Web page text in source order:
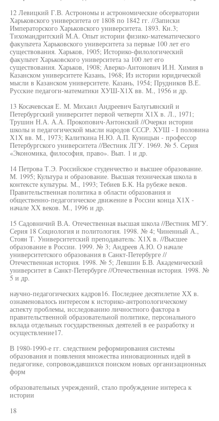
12 Левицкий Г.В. Астрономы и астрономические обсерватории
Харьковского университета от 1808 по 1842 гг. //Записки
Императорского Харьковского университета. 1893. Кн.3;
Тихомандритский М.А. Опыт истории физико-математического
факультета Харьковского университета за первые 100 лет его
существования. Харьков, 1905; Историко-филологический
факультет Харьковского университета за 100 лет его
существования. Харьков, 1908; Аверко-Антонович И.Н. Химия в
Казанском университете Казань, 1968; Из истории юридической
мысли в Казанском университете. Казань, 1954; Прудников В.Е.
Русские педагоги-математики ХУШ-Х1Х вв. М., 1956 и др.
13 Косачевская Е. М. Михаил Андреевич Балугьянский и
Петербургский университет первой четверти Х1Х в. Л., 1971;
Трушин Н.А. А.А. Прокопович-Антонский //Очерки истории
школы и педагогической мысли народов СССР. ХУШ - I половина
Х1Х вв. М., 1973; Калиткина Н.Ю. А.П. Куницын - профессор
Петербургского университета //Вестник ЛГУ. 1969. № 5. Серия
«Экономика, философия, право». Вып. 1 и др.
14 Петрова Т.Э. Российское студенчество и высшее образование.
М. 1995; Культура и образование. Высшая техническая школа в
контексте культуры. М., 1993; Тебиев Б.К. На рубеже веков.
Правительственная политика в области образования и
общественно-педагогическое движение в России конца Х1Х -
начале ХХ веков. М., 1996 и др.
15 Садовничий В.А. Отечественная высшая школа //Вестник МГУ.
Серия 18 Социология и политология. 1998. № 4; Чиненный А.,
Стоян Т. Университетский преподаватель: Х1Х в. //Высшее
образование в России. 1999. № 3; Андреев А.Ю. О начале
университетского образования в Санкт-Петербурге //
Отечественная история. 1998. № 5; Левшин Б.В. Академический
университет в Санкт-Петербурге //Отечественная история. 1998. №
5 и др.
научно-педагогических кадров16. Последнее десятилетие ХХ в.
ознаменовалось интересом к историко-антропологическому
аспекту проблемы, исследованию личностного фактора в
правительственной образовательной политике, персонального
вклада отдельных государственных деятелей в ее разработку и
осуществление17.
В 1980-1990-е гг. следствием реформирования системы
образования и появления множества инновационных идей в
педагогике, сопровождавшихся поиском новых организационных
форм
образовательных учреждений, стало пробуждение интереса к
истории
18